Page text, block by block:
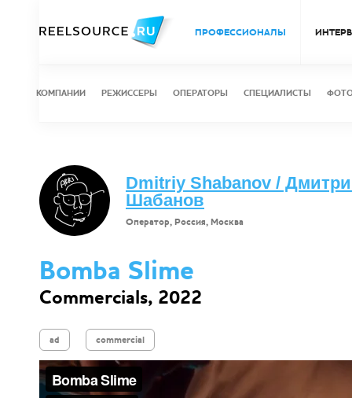
ПРОФЕССИОНАЛЫ
КОМПАНИИ РЕЖИССЕРЫ ОПЕРАТОРЫ СПЕЦИАЛИСТЫ
Dmitriy Shabanov /
Шабанов
Оператор, Россия, Москва
Bomba Slime
Commercials, 2022
ad commercial